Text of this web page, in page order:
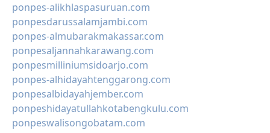
ponpes-alikhlaspasuruan.com
ponpesdarussalamjambi.com
ponpes-almubarakmakassar.com
ponpesaljannahkarawang.com
ponpesmilliniumsidoarjo.com
ponpes-alhidayahtenggarong.com
ponpesalbidayahjember.com
ponpeshidayatullahkotabengkulu.com
ponpeswalisongobatam.com